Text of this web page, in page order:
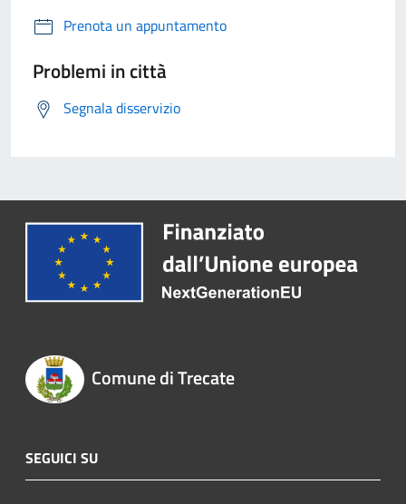
Prenota un appuntamento
Problemi in città
Segnala disservizio
Comune di Trecate
SEGUICI SU